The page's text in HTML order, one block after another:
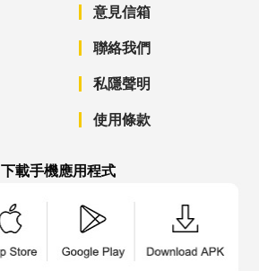
意見信箱
聯絡我們
私隱聲明
使用條款
下載手機應用程式